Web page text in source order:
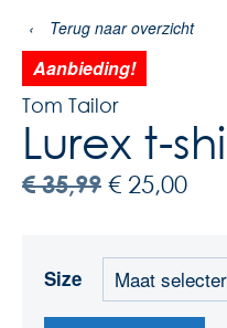
‹ Terug naar overzicht
Aanbieding!
Tom Tailor
Lurex t-
€35,99 € 25,00
Size